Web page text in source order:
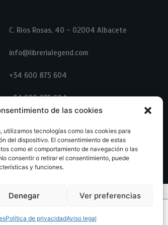
de las cookies
utilizamos tecnologías como las cookies para
del dispositivo. El consentimiento de estas
como el comportamiento de navegación o las
consentir o retirar el consentimiento, puede
y funciones.
Denegar Ver preferencias
Política de privacidadAviso legal
C. Ríos Rosas, 40 - 02004 Albacete
info@librerialegend.com
+34 600 875 604
+34 600 875 604